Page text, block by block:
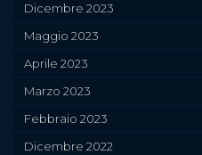
Dicembre 2023
Maggio 2023
Aprile 2023
Marzo 2023
Febbraio 2023
Dicembre 2022